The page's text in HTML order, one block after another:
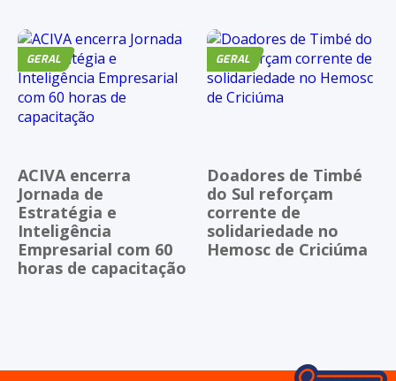
GERAL
ACIVA encerra
Jornada de
Estratégia e
Inteligência
Empresarial com 60
horas de capacitação
GERAL
Doadores de Timbé
do Sul reforçam
corrente de
solidariedade no
Hemosc de Criciúma